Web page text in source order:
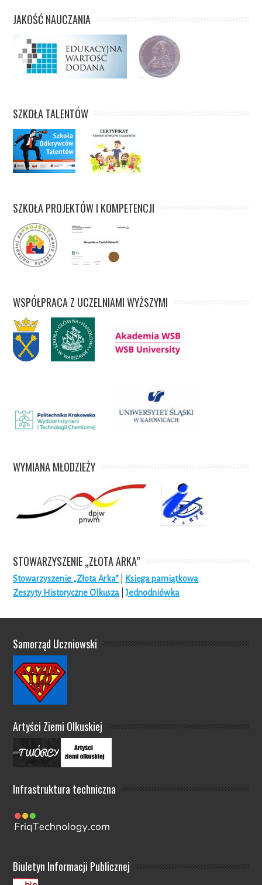
JAKOŚĆ NAUCZANIA
SZKOŁA TALENTÓW
SZKOŁA PROJEKTÓW I KOMPETENCJI
WSPÓŁPRACA Z UCZELNIAMI WYŻSZYMI
WYMIANA MŁODZIEŻY
STOWARZYSZENIE „ZŁOTA ARKA”
Stowarzyszenie „Złota Arka”
Księga pamiątkowa
Zeszyty Historyczne Olkusza |Jednodniówka
Samorząd Uczniowski
Artyści Ziemi Olkuskiej
Infrastruktura techniczna
Biuletyn Informacji Publicznej